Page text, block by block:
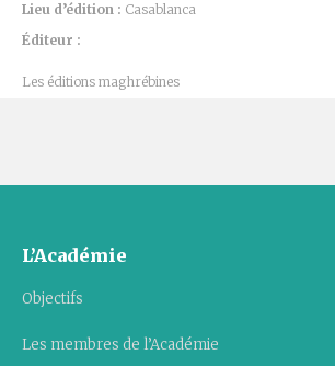
Lieu d’édition : Casablanca
Éditeur :
Les éditions maghrébines
L’Académie
Objectifs
Les membres de l’Académie